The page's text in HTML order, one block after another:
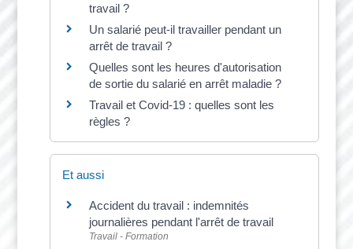
travail ?
Un salarié peut-il travailler pendant un
arrêt de travail ?
Quelles sont les heures d'autorisation
de sortie du salarié en arrêt maladie ?
Travail et Covid-19 : quelles sont les
règles ?
Et aussi
Accident du travail : indemnités
journalières pendant l'arrêt de travail
Travail - Formation